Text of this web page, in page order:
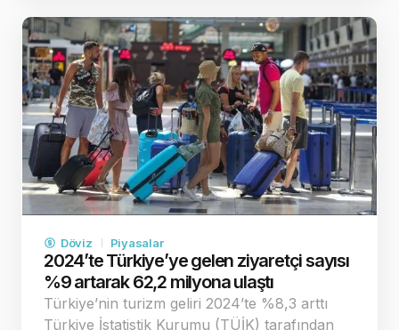
Döviz Piyasalar
2024’te Türkiye’ye gelen ziyaretçi sayısı
%9 artarak 62,2 milyona ulaştı
Türkiye’nin turizm geliri 2024’te %8,3 arttı
Türkiye İstatistik Kurumu (TÜİK) tarafından